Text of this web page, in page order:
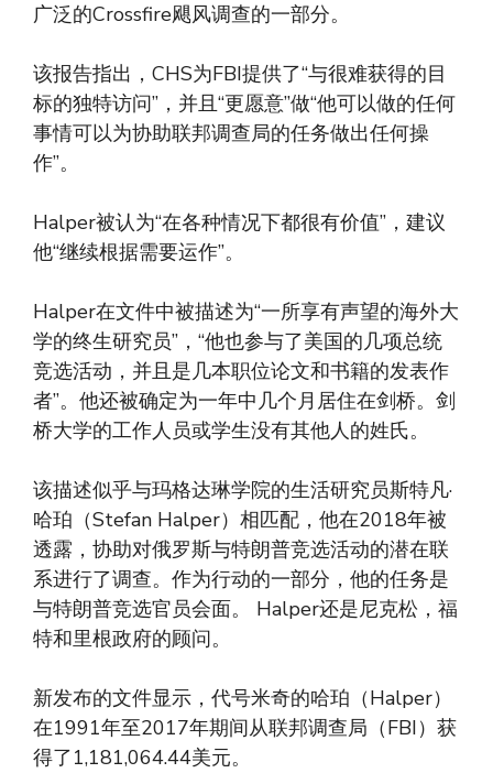
广泛的Crossfire飓风调查的一部分。
该报告指出，CHS为FBI提供了“与很难获得的目
标的独特访问”，并且“更愿意”做“他可以做的任何
事情可以为协助联邦调查局的任务做出任何操
作”。
Halper被认为“在各种情况下都很有价值”，建议
他“继续根据需要运作”。
Halper在文件中被描述为“一所享有声望的海外大
学的终生研究员”，“他也参与了美国的几项总统
竞选活动，并且是几本职位论文和书籍的发表作
者”。他还被确定为一年中几个月居住在剑桥。剑
桥大学的工作人员或学生没有其他人的姓氏。
该描述似乎与玛格达琳学院的生活研究员斯特凡·
哈珀（Stefan Halper）相匹配，他在2018年被
透露，协助对俄罗斯与特朗普竞选活动的潜在联
系进行了调查。作为行动的一部分，他的任务是
与特朗普竞选官员会面。 Halper还是尼克松，福
特和里根政府的顾问。
新发布的文件显示，代号米奇的哈珀（Halper）
在1991年至2017年期间从联邦调查局（FBI）获
得了1,181,064.44美元。